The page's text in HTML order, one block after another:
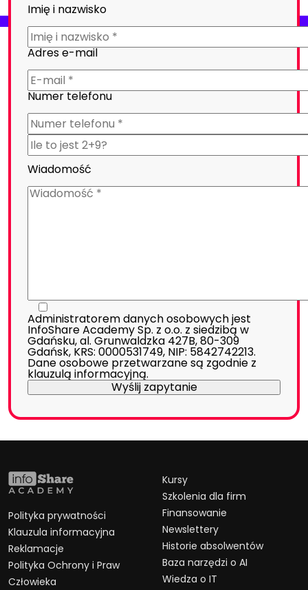
Imię i nazwisko
Adres e-mail
Numer telefonu
Wiadomość
Administratorem danych osobowych jest
InfoShare Academy Sp. z o.o. z siedzibą w
Gdańsku, al. Grunwaldzka 427B, 80-309
Gdańsk, KRS: 0000531749, NIP: 5842742213.
Dane osobowe przetwarzane są zgodnie z
klauzulą informacyjną.
Polityka prywatności
Klauzula informacyjna
Reklamacje
Polityka Ochrony i Praw
Człowieka
Kursy
Szkolenia dla firm
Finansowanie
Newslettery
Historie absolwentów
Baza narzędzi o AI
Wiedza o IT